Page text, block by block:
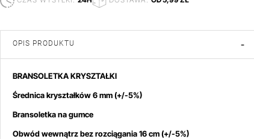
OPIS PRODUKTU -
BRANSOLETKA KRYSZTAŁKI
Średnica kryształków 6 mm(+/-5%)
Bransoletka na gumce
Obwód wewnątrz bez rozciągania 16 cm (+/-5%)